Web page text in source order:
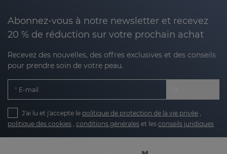
Abonnez-vous à notre newsletter et recevez
20 % de réduction sur votre prochain achat
Recevez des nouvelles, des offres exclusives et des conseils
pour prendre soin de votre peau.
E-mail
J'ai lu et j'accepte le politique de protection de la vie privée
politique des cookies conditions générales et les conseils juridiques